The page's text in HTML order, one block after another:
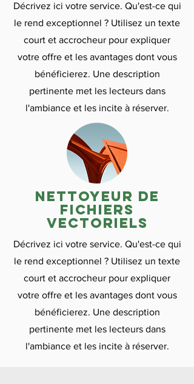
Décrivez ici votre service. Qu'est-ce qui
le rend exceptionnel ? Utilisez un texte
court et accrocheur pour expliquer
votre offre et les avantages dont vous
bénéficierez. Une description
pertinente met les lecteurs dans
l'ambiance et les incite à réserver.
nettoyeur de
fichiers
vectoriels
Décrivez ici votre service. Qu'est-ce qui
le rend exceptionnel ? Utilisez un texte
court et accrocheur pour expliquer
votre offre et les avantages dont vous
bénéficierez. Une description
pertinente met les lecteurs dans
l'ambiance et les incite à réserver.